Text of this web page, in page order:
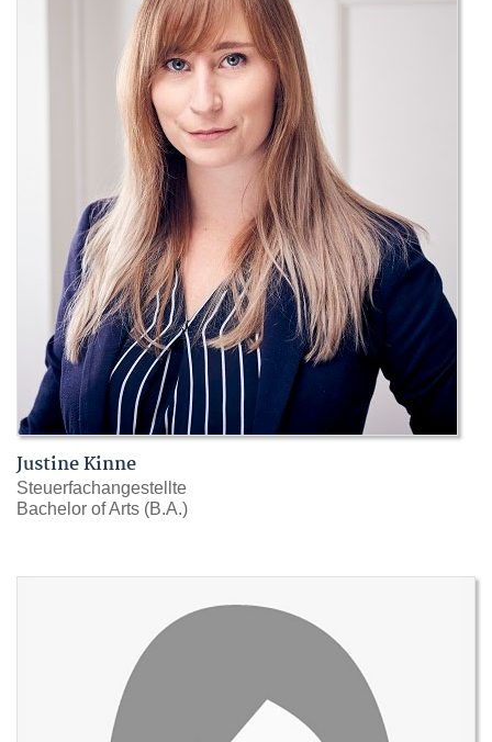
Justine Kinne
Steuerfachangestellte
Bachelor of Arts (B.A.)